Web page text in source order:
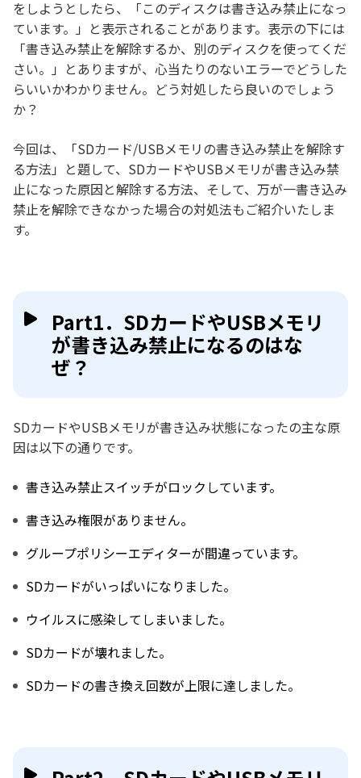
をしようとしたら、「このディスクは書き込み禁止になっ
ています。」と表示されることがあります。表示の下には
「書き込み禁止を解除するか、別のディスクを使ってくだ
さい。」とありますが、心当たりのないエラーでどうした
らいいかわかりません。どう対処したら良いのでしょう
か？
今回は、「SDカード/USBメモリの書き込み禁止を解除す
る方法」と題して、SDカードやUSBメモリが書き込み禁
止になった原因と解除する方法、そして、万が一書き込み
禁止を解除できなかった場合の対処法もご紹介いたしま
す。
Part1．SDカードやUSBメモリ
が書き込み禁止になるのはな
ぜ？
SDカードやUSBメモリが書き込み状態になったの主な原
因は以下の通りです。
書き込み禁止スイッチがロックしています。
書き込み権限がありません。
グループポリシーエディターが間違っています。
SDカードがいっぱいになりました。
ウイルスに感染してしまいました。
SDカードが壊れました。
SDカードの書き換え回数が上限に達しました。